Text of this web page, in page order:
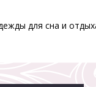
для сна и